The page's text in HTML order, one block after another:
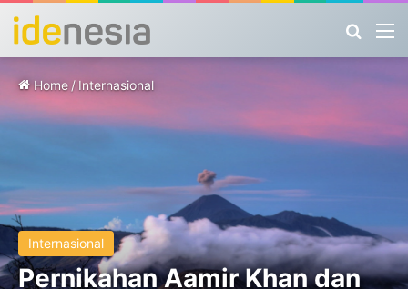
Home / Internasional
Internasional
Pernikahan Aamir Khan dan